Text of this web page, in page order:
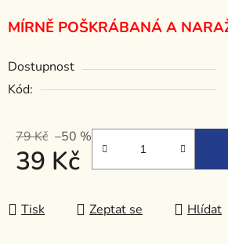
MÍRNĚ POŠKRÁBANÁ A
Dostupnost
Kód:
79 Kč –50 %
39 Kč
Tisk Zeptat se Hlídat